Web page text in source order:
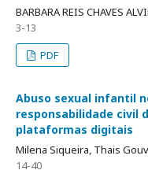
BARBARA REIS CHAVES
3-13
PDF
Abuso sexual infantil
responsabilidade civil
plataformas digitais
Milena Siqueira, Thais
14-40